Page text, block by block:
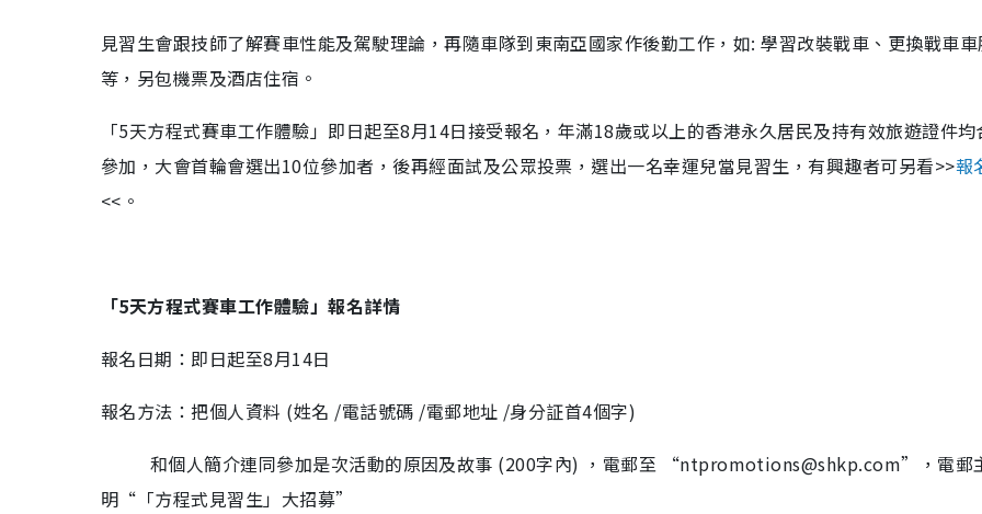
見習生會跟技師了解賽車性能及駕駛理論，再隨車隊到東南亞國家作後勤工作，如: 學習改裝戰車、更換戰車
等，另包機票及酒店住宿。
「5天方程式賽車工作體驗」即日起至8月14日接受報名，年滿18歲或以上的香港永久居民及持有效旅遊證件均
參加，大會首輪會選出10位參加者，後再經面試及公眾投票，選出一名幸運兒當見習生，有興趣者可另看>>報
<<。
「5天方程式賽車工作體驗」報名詳情
報名日期：即日起至8月14日
報名方法：把個人資料 (姓名 /電話號碼 /電郵地址 /身分証首4個字)
和個人簡介連同參加是次活動的原因及故事 (200字內) ，電郵至 “ntpromotions@shkp.com”，電郵
明“「方程式見習生」大招募”